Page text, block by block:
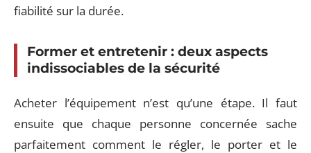
fiabilité sur la durée.
Former et entretenir : deux aspects
indissociables de la sécurité
Acheter l’équipement n’est qu’une étape. Il faut
ensuite que chaque personne concernée sache
parfaitement comment le régler, le porter et le